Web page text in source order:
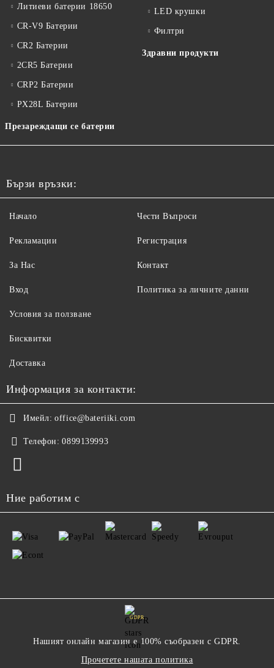
Литиеви батерии 18650
CR-V9 Батерии
CR2 Батерии
2CR5 Батерии
CRP2 Батерии
PX28L Батерии
Презареждащи се батерии
LED крушки
Филтри
Здравни продукти
Бързи връзки:
Начало
Рекламации
За Нас
Вход
Чести Въпроси
Регистрация
Контакт
Политика за личните данни
Условия за ползване
Бисквитки
Доставка
Информация за контакти:
Имейл: office@bateriiki.com
Телефон: 0899139993
Ние работим с
GDPR
Нашият онлайн магазин е 100% съобразен с GDPR.
Прочетете нашата политика